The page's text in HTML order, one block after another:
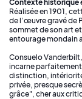
Contexte historique
Réalisée en 1901,
de l’œuvre gravé de
sommet de son art
entourage mondain
Consuelo
incarne parfaitement
distinction,
privée, presque
grâce", cher aux